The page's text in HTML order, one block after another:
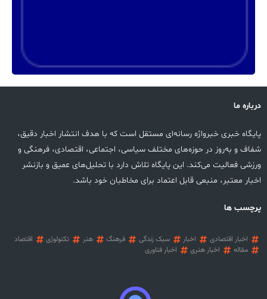
درباره ما
پایگاه خبری خبرواژه رسانه‌ای مستقل است که با هدف انتشار اخبار دقیق،
شفاف و به‌روز در حوزه‌های مختلف سیاسی، اجتماعی، اقتصادی، فرهنگی و
ورزشی فعالیت می‌کند. این پایگاه تلاش دارد با تحلیل‌های عمیق و بازنشر
اخبار معتبر، منبعی قابل اعتماد برای مخاطبان خود باشد.
پرچسب ها
اخبار اقتصادی اخبار سبک زندگی فرهنگ هنر تکنولوژی
اقتصاد
مقاله
اخبار هنری اخبار فناوری